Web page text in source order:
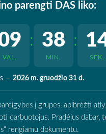
parengti DAS liko:
VAL.
: 38
MIN.
:
SEK.
— 2026 m. gruodžio 31 d.
į grupes, apibrėžti
darbuotojus. Pradėjus dabar,
rengiamu dokumentu.